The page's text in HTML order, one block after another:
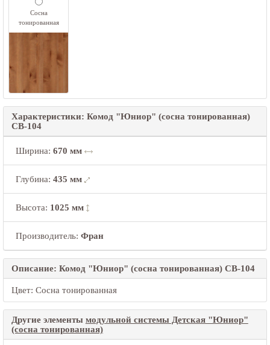
Сосна
тонированная
Характеристики: Комод "Юниор" (сосна тонированная)
СВ-104
Ширина: 670 мм
Глубина: 435 мм
Высота: 1025 мм
Производитель: Фран
Описание: Комод "Юниор" (сосна тонированная) СВ-104
Цвет: Сосна тонированная
Другие элементы модульной системы Детская "Юниор"
(сосна тонированная)